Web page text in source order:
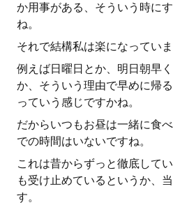
か用事がある、そういう時に
ね。
それで結構私は楽になっていま
例えば日曜日とか、明日朝早
か、そういう理由で早めに帰
っていう感じですかね。
だからいつもお昼は一緒に食
での時間はいないですね。
これは昔からずっと徹底して
も受け止めているというか、
す。